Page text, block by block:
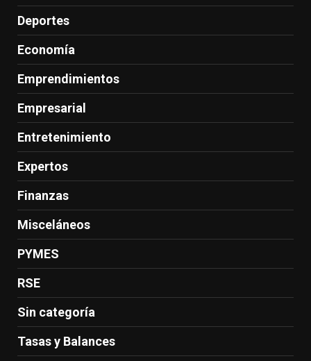
Deportes
Economía
Emprendimientos
Empresarial
Entretenimiento
Expertos
Finanzas
Misceláneos
PYMES
RSE
Sin categoría
Tasas y Balances